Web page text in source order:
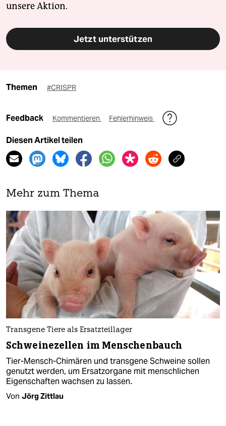
unsere Aktion.
Jetzt unterstützen
Themen #CRISPR
Feedback Kommentieren Fehlerhinweis
Diesen Artikel teilen
Mehr zum Thema
Transgene Tiere als Ersatzteillager
Schweinezellen im Menschenbauch
Tier-Mensch-Chimären und transgene Schweine sollen
genutzt werden, um Ersatzorgane mit menschlichen
Eigenschaften wachsen zu lassen.
Von Jörg Zittlau